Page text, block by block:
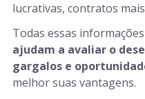
lucrativas, contratos
Todas essas
ajudam a avaliar o
gargalos e
melhor suas vantagens.